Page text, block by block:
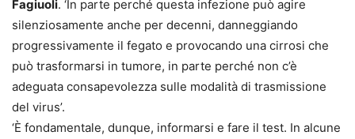
Fagiuoli. ‘In parte perché questa infezione può agire
silenziosamente anche per decenni, danneggiando
progressivamente il fegato e provocando una cirrosi che
può trasformarsi in tumore, in parte perché non c’è
adeguata consapevolezza sulle modalità di trasmissione
del virus’.
‘È fondamentale, dunque, informarsi e fare il test. In alcune